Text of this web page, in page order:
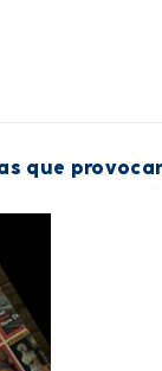
que